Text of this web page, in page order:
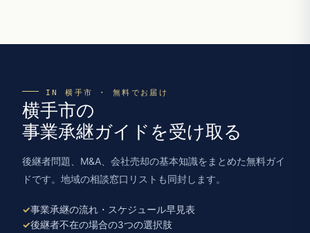
IN 横手市 · 無料でお届け
横手市の
事業承継ガイドを受け取る
後継者問題、M&A、会社売却の基本知識をまとめた無料ガイ
ドです。地域の相談窓口リストも同封します。
事業承継の流れ・スケジュール早見表
後継者不在の場合の3つの選択肢